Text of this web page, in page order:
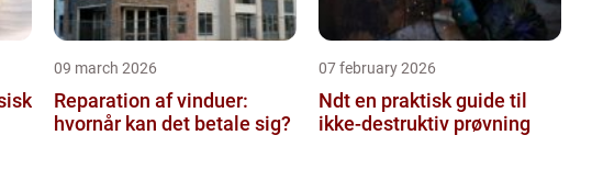
09 march 2026
Reparation af vinduer:
hvornår kan det betale sig?
07 february 2026
Ndt en praktisk guide til
ikke-destruktiv prøvning